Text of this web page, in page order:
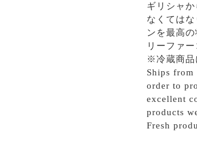
ギリシャ
なくては
ンを最高
リーファ
※冷蔵商品
Ships from
order to
excellent
products
Fresh